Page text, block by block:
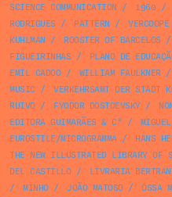
SCIENCE COMMUNICATION / 1960 /
RODRIGUES / PATTERN / VERCOOPE
KUHLMAN / ROOSTER OF BARCELOS /
FIGUEIRINHAS / PLANO DE
EMIL CADOO/ WILLIAM FAULKNER/
MUSIC / VERKEHRSAMT DER STADT
RUIVO/ FYODOR DOSTOEVSKY/
EDITORA GUIMARÃES & Cª /
EUROSTILE/MICROGRAMMA/ HANS
THE NEW ILLUSTRATED LIBRARY OF
DEL CASTILLO/ LIVRARIA
/
MINHO/ JOÃO MATOSO/ ÓSSA